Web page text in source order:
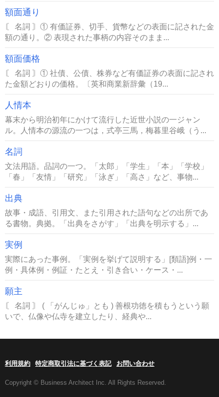
額面通り
〘 名詞 〙① 有価証券、切手、貨幣などの表面に記された金
額の通り。② 表現された事柄の内容そのまま...
額面価格
〘 名詞 〙① 社債、公債、株券など有価証券の表面に記され
た金額どおりの価格。〔英和商業新辞彙（19...
人情本
幕末から明治初年にかけて流行した近世小説の一ジャン
ル。人情本の源流の一つは，式亭三馬，梅暮里谷峨（う...
名詞
文法用語。品詞の一つ。「太郎」「学生」「本」「学校」
「春」「友情」「研究」「泳ぎ」「高さ」など、事物...
出典
故事・成語、引用文、また引用された語句などの出所であ
る書物。典拠。「出典をさがす」「出典を明示する」...
実例
実際にあった事例。「実例を挙げて説明する」[類語]例・一
例・具体例・例証・たとえ・引き合い・ケース・...
願主
〘 名詞 〙 ( 「がんじゅ」とも ) 善根功徳を積もうという願
いで、仏像や仏寺を建立したり、経典や...
利用規約 特定商取引法に基づく表記 お問い合わせ
Copyright © Business Architect Inc. All Rights Reserved.